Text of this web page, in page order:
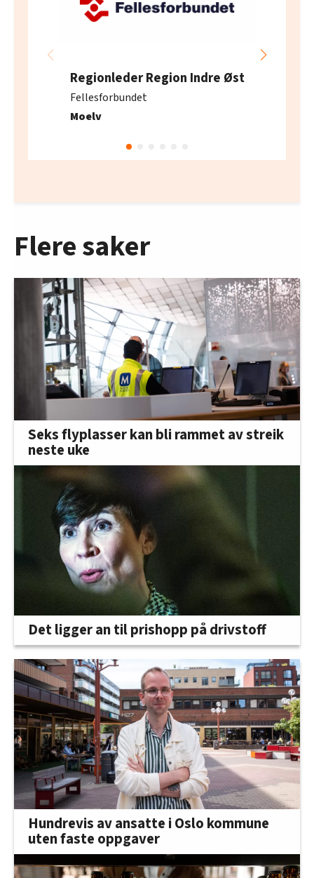
oversikten lengre ned på denne siden.
Regionleder Region Indre Øst
Fellesforbundet
Moelv
Flere saker
Seks flyplasser kan bli rammet av streik
neste uke
Det ligger an til prishopp på drivstoff
Hundrevis av ansatte i Oslo kommune
uten faste oppgaver